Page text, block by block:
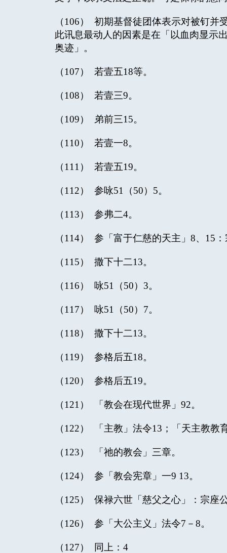
（106） 初期基督徒团体表示对被钉
此讯息最动人的因素是在「以血肉显示
奥迹」。
（107） 若壹五18等。
（108） 若壹三9。
（109） 弟前三15。
（110） 若壹一8。
（111） 若壹五19。
（112） 参咏51（50）5。
（113） 参弗二4。
（114） 参「富于仁慈的天主」8、15
（115） 撒下十二13。
（116） 咏51（50）3。
（117） 咏51（50）7。
（118） 撒下十二13。
（119） 参格后五18。
（120） 参格后五19。
（121） 「教会在现代世界」92。
（122） 「主教」法令13；「天主教
（123） 「祂的教会」三章。
（124） 参「教会宪章」一9 13。
（125） 保禄六世「慈父之心」：宗座
（126） 参「大公主义」法令7－8。
（127） 同上：4